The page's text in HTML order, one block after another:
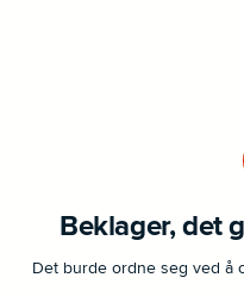
Beklager, det
Det burde ordne seg ved å